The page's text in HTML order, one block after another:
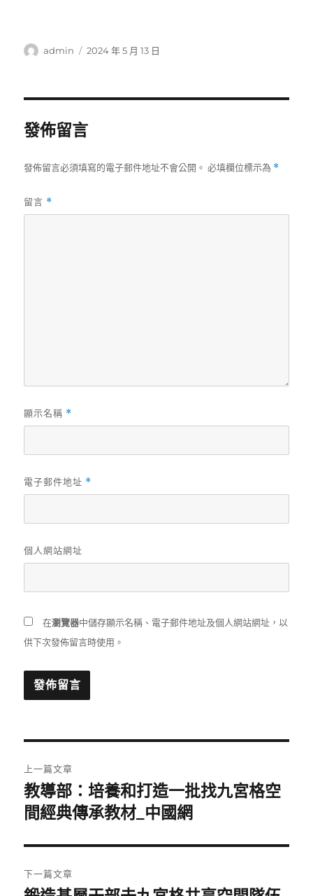
作
admin
發
2024 年 5 月 13 日
發佈留言
發佈留言必須填寫的電子郵件地址不會公開。 必填欄位標示為 *
留言 *
顯示名稱 *
電子郵件地址 *
個人網站網址
在瀏覽器中儲存顯示名稱、電子郵件地址及個人網站網址，以
供下次發佈留言時使用。
章
導
覽
上一篇文章
上
一
文
章:
教導部：培養和打造一批找九宮格空
間經典傳承教材_中國網
下一篇文章